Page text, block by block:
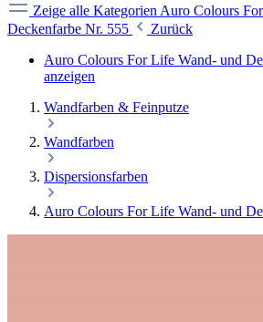
Zeige alle Kategorien Auro Colours
Deckenfarbe Nr. 555
Zurück
Auro Colours For Life Wand- und
anzeigen
Wandfarben & Feinputze
Wandfarben
Dispersionsfarben
Auro Colours For Life Wand- und